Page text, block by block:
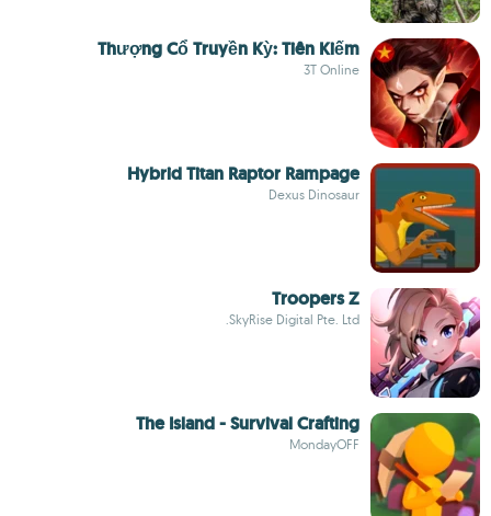
Thượng Cổ Truyền Kỳ: Tiên Kiếm
3T Online
Hybrid Titan Raptor Rampage
Dexus Dinosaur
Troopers Z
SkyRise Digital Pte. Ltd.
The Island - Survival Crafting
MondayOFF